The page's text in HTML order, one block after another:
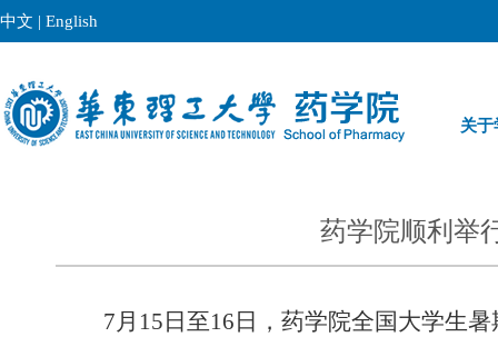
中文 | English
关于
药学院顺利举
7月 15 日至16 日，药学院全国大学生